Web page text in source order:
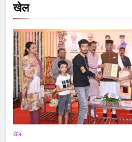
खेल
खेल